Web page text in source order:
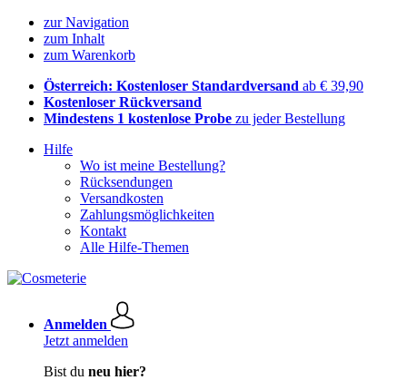
zur Navigation
zum Inhalt
zum Warenkorb
Österreich: Kostenloser Standardversand ab € 39,90
Kostenloser Rückversand
Mindestens 1 kostenlose Probe zu jeder Bestellung
Hilfe
Wo ist meine Bestellung?
Rücksendungen
Versandkosten
Zahlungsmöglichkeiten
Kontakt
Alle Hilfe-Themen
Anmelden
Jetzt anmelden
Bist du neu hier?